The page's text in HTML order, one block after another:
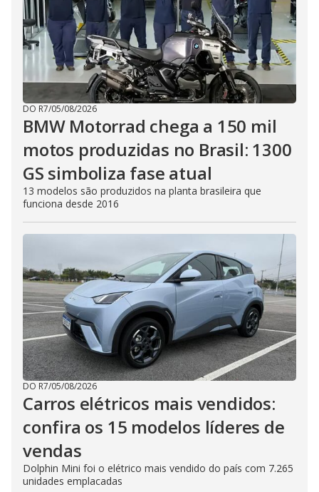
DO R7/05/08/2026
BMW Motorrad chega a 150 mil
motos produzidas no Brasil: 1300
GS simboliza fase atual
13 modelos são produzidos na planta brasileira que
funciona desde 2016
DO R7/05/08/2026
Carros elétricos mais vendidos:
confira os 15 modelos líderes de
vendas
Dolphin Mini foi o elétrico mais vendido do país com 7.265
unidades emplacadas